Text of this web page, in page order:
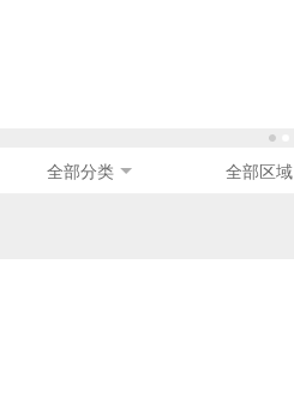
全部分类 全部区域